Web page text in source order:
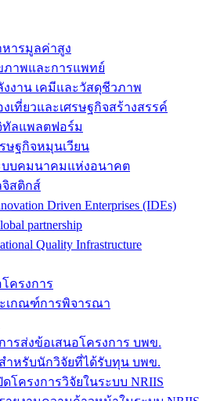
ารมูลค่าสูง
ภาพและการแพทย์
งาน เคมีและวัสดุชีวภาพ
เที่ยวและเศรษฐกิจสร้างสรรค์
ทัลแพลตฟอร์ม
ษฐกิจหมุนเวียน
บบคมนาคมแห่งอนาคต
จิสติกส์
Driven Enterprises (IDEs)
partnership
Quality Infrastructure
ครงการ
เกณฑ์การพิจารณา
ารส่งข้อเสนอโครงการ บพข.
ำหรับนักวิจัยที่ได้รับทุน บพข.
ดโครงการวิจัยในระบบ NRIIS